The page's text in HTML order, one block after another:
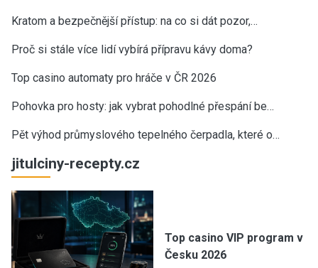
Kratom a bezpečnější přístup: na co si dát pozor,…
Proč si stále více lidí vybírá přípravu kávy doma?
Top casino automaty pro hráče v ČR 2026
Pohovka pro hosty: jak vybrat pohodlné přespání be…
Pět výhod průmyslového tepelného čerpadla, které o…
jitulciny-recepty.cz
Top casino VIP program v
Česku 2026